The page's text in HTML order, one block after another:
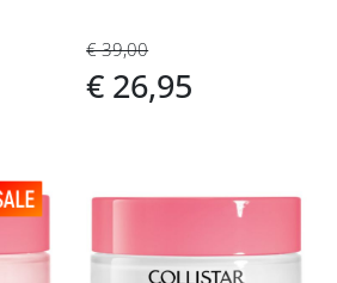
€ 39,00
€ 26,95
toe